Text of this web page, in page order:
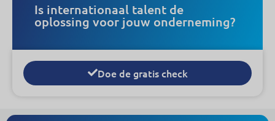
Is internationaal talent de
oplossing voor jouw onderneming?
Doe de gratis check